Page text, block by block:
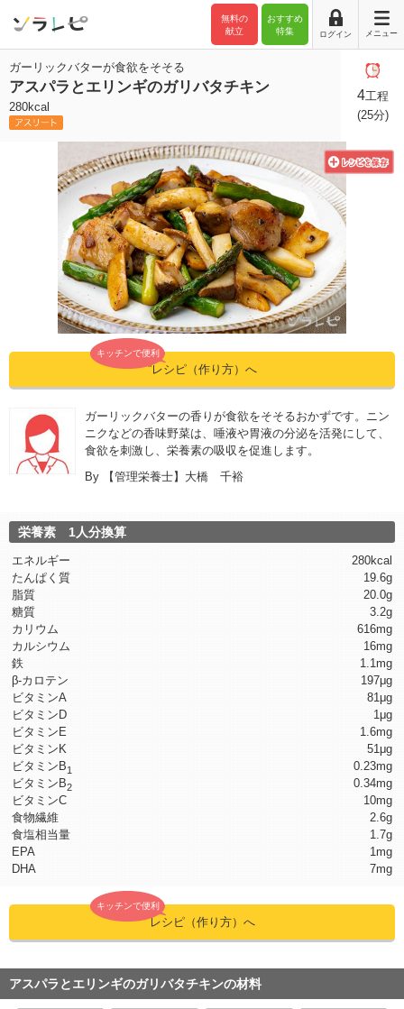
おすすめ
特集
無料の
献立
ログイン メニュー
ガーリックバターが食欲をそそる
アスパラとエリンギのガリバタチキン
280kcal
4工程
(25分)
キッチンで便利
”レシピ（作り方）へ
ガーリックバターの香りが食欲をそそるおかずです。ニン
ニクなどの香味野菜は、唾液や胃液の分泌を活発にして、
食欲を刺激し、栄養素の吸収を促進します。
By
【管理栄養士】大橋 千裕
栄養素 1人分換算
エネルギー
280kcal
たんぱく質
19.6g
脂質
20.0g
糖質
3.2g
カリウム
616mg
カルシウム
16mg
鉄
1.1mg
β-カロテン
197μg
ビタミンA
81μg
ビタミンD
1μg
ビタミンE
1.6mg
ビタミンK
51μg
ビタミンB1
0.23mg
ビタミンB2
0.34mg
ビタミンC
10mg
食物繊維
2.6g
食塩相当量
1.7g
EPA
1mg
DHA
7mg
キッチンで便利
レシピ（作り方）へ
アスパラとエリンギのガリバタチキンの材料